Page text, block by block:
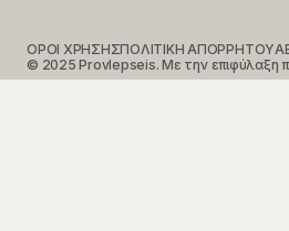
ΟΡΟΙ ΧΡΗΣΗΣΠΟΛΙΤΙΚΗ ΑΠΟΡΡΗΤΟΥ
© 2025 Provlepseis. Με την επιφύλαξη